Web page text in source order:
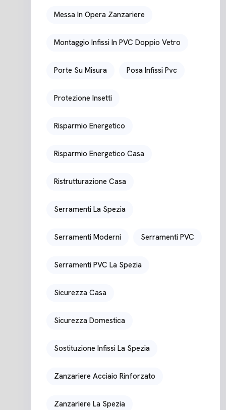
Messa In Opera Zanzariere
Montaggio Infissi In PVC Doppio Vetro
Porte Su Misura Posa Infissi Pvc
Protezione Insetti
Risparmio Energetico
Risparmio Energetico Casa
Ristrutturazione Casa
Serramenti La Spezia
Serramenti Moderni Serramenti PVC
Serramenti PVC La Spezia
Sicurezza Casa
Sicurezza Domestica
Sostituzione Infissi La Spezia
Zanzariere Acciaio Rinforzato
Zanzariere La Spezia